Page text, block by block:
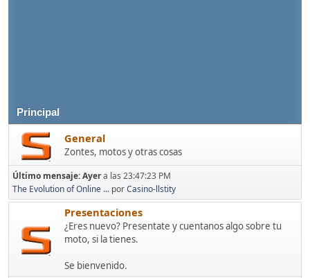
Principal
General
Zontes, motos y otras cosas
Último mensaje:Ayera las 23:47:23 PM
The Evolution of Online ... porCasino-llstity
Presentaciones
¿Eres nuevo? Presentate y cuentanos algo sobre tu
moto, si la tienes.
Se bienvenido.